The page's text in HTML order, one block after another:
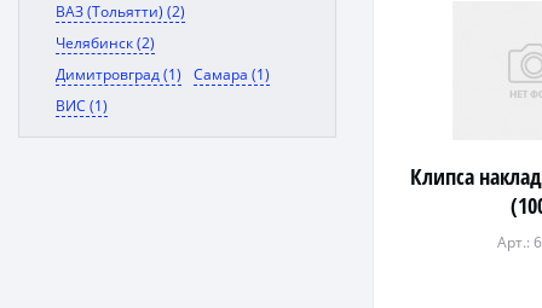
ВАЗ (Тольятти) (2)
Челябинск (2)
Димитровград (1)
Самара (1)
ВИС (1)
Клипса
Арт.: